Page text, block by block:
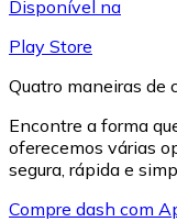
Disponível na
Play Store
Quatro maneiras de
Encontre a forma
oferecemos várias
segura, rápida e
Compre dash com